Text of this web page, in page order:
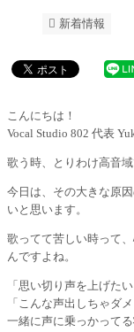
新着情報
こんにちは！
Vocal Studio 802 代表
歌う時、とりわけ高音
今日は、その大きな原
いと思います。
歌ってて苦しい時って
んですよね。
「思い切り声を上げた
「こんな声出しちゃダ
一緒に声に乗っかってる